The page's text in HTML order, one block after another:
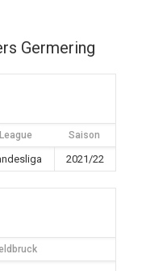
Germering
League Saison
2021/22